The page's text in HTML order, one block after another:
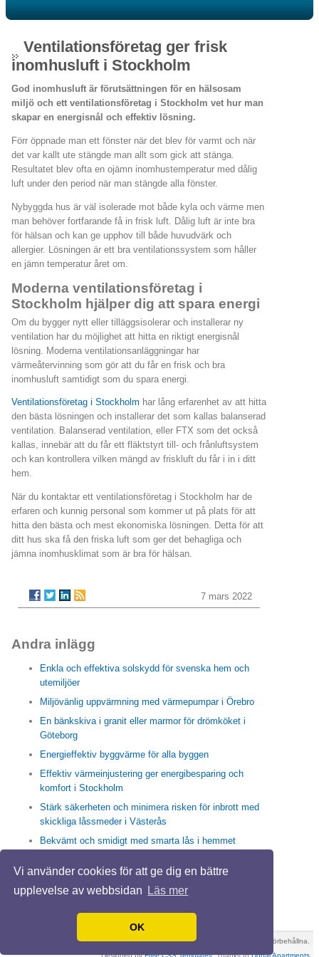
Vi använder cookies för att ge dig en bättre
upplevelse av webbsidan
Läs mer
OK
Ventilationsföretag ger frisk
inomhusluft i Stockholm
God inomhusluft är förutsättningen för en hälsosam
miljö och ett ventilationsföretag i Stockholm vet hur man
skapar en energisnål och effektiv lösning.
Förr öppnade man ett fönster när det blev för varmt och när
det var kallt ute stängde man allt som gick att stänga.
Resultatet blev ofta en ojämn inomhustemperatur med dålig
luft under den period när man stängde alla fönster.
Nybyggda hus är väl isolerade mot både kyla och värme men
man behöver fortfarande få in frisk luft. Dålig luft är inte bra
för hälsan och kan ge upphov till både huvudvärk och
allergier. Lösningen är ett bra ventilationssystem som håller
en jämn temperatur året om.
Moderna ventilationsföretag i
Stockholm hjälper dig att spara energi
Om du bygger nytt eller tilläggsisolerar och installerar ny
ventilation har du möjlighet att hitta en riktigt energisnål
lösning. Moderna ventilationsanläggningar har
värmeåtervinning som gör att du får en frisk och bra
inomhusluft samtidigt som du spara energi.
Ventilationsföretag i Stockholm har lång erfarenhet av att hitta
den bästa lösningen och installerar det som kallas balanserad
ventilation. Balanserad ventilation, eller FTX som det också
kallas, innebär att du får ett fläktstyrt till- och frånluftsystem
och kan kontrollera vilken mängd av friskluft du får i in i ditt
hem.
När du kontaktar ett ventilationsföretag i Stockholm har de
erfaren och kunnig personal som kommer ut på plats för att
hitta den bästa och mest ekonomiska lösningen. Detta för att
ditt hus ska få den friska luft som ger det behagliga och
jämna inomhusklimat som är bra för hälsan.
7 mars 2022
Andra inlägg
Enkla och effektiva solskydd för svenska hem och
utemiljöer
Miljövänlig uppvärmning med värmepumpar i Örebro
En bänkskiva i granit eller marmor för drömköket i
Göteborg
Energieffektiv byggvärme för alla byggen
Effektiv värmeinjustering ger energibesparing och
komfort i Stockholm
Stärk säkerheten och minimera risken för inbrott med
skickliga låssmeder i Västerås
Bekvämt och smidigt med smarta lås i hemmet
Stockholm för friska rör och rent avlopp
Trappstädning i Stockholm skapar en trivsam vardag
IMD ger hållbara energilösning för en BRF
© 2026 Köpavilla.se. Alla rättigheter förbehållna.
Designed byFree CSS Templates, Thanks toDubai Apartments